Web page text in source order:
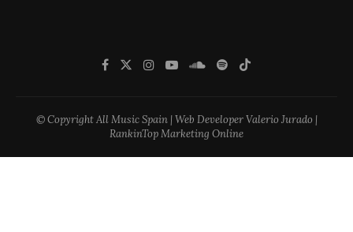
© Copyright All Music Spain | Web Developer Valerio Jurado |
RankinTop Marketing Online